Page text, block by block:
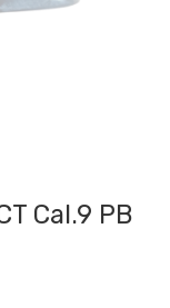
Cal.9 PB